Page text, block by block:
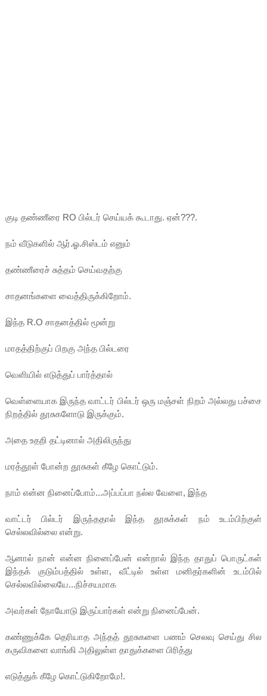
குடி தண்ணீரை RO பில்டர் செய்யக் கூடாது. ஏன்???.
நம் வீடுகளில் ஆர்.ஓ.சிஸ்டம் எனும்
தண்ணீரைச் சுத்தம் செய்வதற்கு
சாதனங்களை வைத்திருக்கிறோம்.
இந்த R.O சாதனத்தில் மூன்று
மாதத்திற்குப் பிறகு அந்த பில்டரை
வெளியில் எடுத்துப் பார்த்தால்
வெள்ளையாக இருந்த வாட்டர் பில்டர் ஒரு மஞ்சள் நிறம் அல்லது பச்சை
நிறத்தில் தூசுகளோடு இருக்கும்.
அதை உதறி தட்டினால் அதிலிருந்து
மரத்தூள் போன்ற தூசுகள் கீழே கொட்டும்.
நாம் என்ன நினைப்போம்...அப்பப்பா நல்ல வேளை, இந்த
வாட்டர் பில்டர் இருந்ததால் இந்த தூசுக்கள் நம் உடம்பிற்குள்
செல்லவில்லை என்று.
ஆனால் நான் என்ன நினைப்பேன் என்றால் இந்த தாதுப் பொருட்கள்
இந்தக் குடும்பத்தில் உள்ள, வீட்டில் உள்ள மனிதர்களின் உடம்பில்
செல்லவில்லையே...நிச்சயமாக
அவர்கள் நோயோடு இருப்பார்கள் என்று நினைப்பேன்.
கண்ணுக்கே தெரியாத அந்தத் தூசுகளை பணம் செலவு செய்து சில
கருவிகளை வாங்கி அதிலுள்ள தாதுக்களை பிரித்து
எடுத்துக் கீழே கொட்டுகிறோமே!.